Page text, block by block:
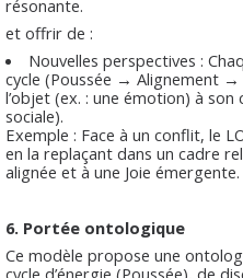
résonante.
et offrir de :
Nouvelles perspectives :
cycle (Poussée → Alignement →
l’objet (ex. : une émotion) à
sociale).
Exemple : Face à un conflit, le
en la replaçant dans un cadre
alignée et à une Joie émergente.
6. Portée ontologique
Ce modèle propose une
cycle d’énergie (Poussée), de